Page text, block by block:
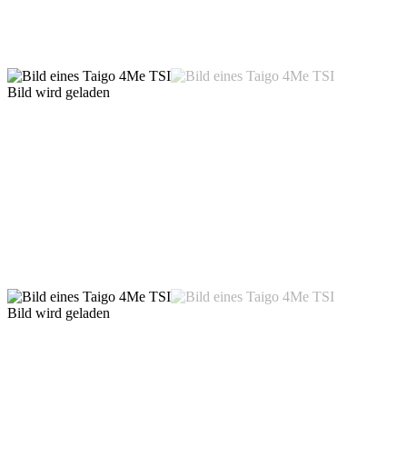
Bild wird geladen
Bild wird geladen